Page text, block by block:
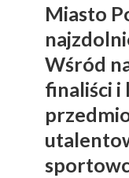
Miasto
Wśród
finaliści i